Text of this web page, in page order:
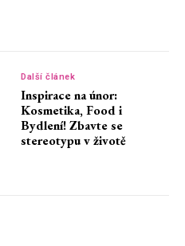
Další článek
Inspirace na únor:
Kosmetika, Food i
Bydlení! Zbavte se
stereotypu v životě